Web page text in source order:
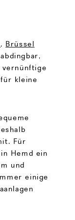
, Brüssel
vernünftige
kleine
Für
Hemd ein
und
einige